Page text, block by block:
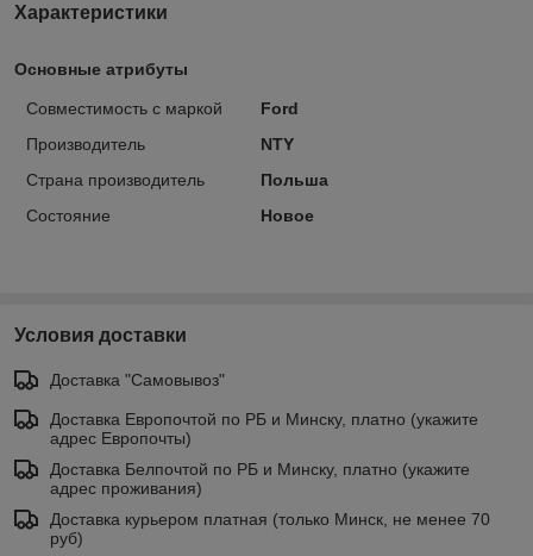
Характеристики
Основные атрибуты
Совместимость с маркой
Ford
Производитель
NTY
Страна производитель
Польша
Состояние
Новое
Условия доставки
Доставка "Самовывоз"
Доставка Европочтой по РБ и Минску, платно (укажите
адрес Европочты)
Доставка Белпочтой по РБ и Минску, платно (укажите
адрес проживания)
Доставка курьером платная (только Минск, не менее 70
руб)